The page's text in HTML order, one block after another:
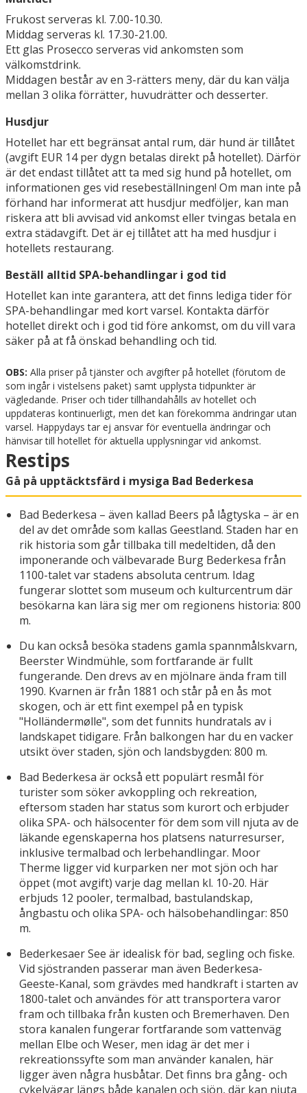
Frukost serveras kl. 7.00-10.30.
Middag serveras kl. 17.30-21.00.
Ett glas Prosecco serveras vid ankomsten som
välkomstdrink.
Middagen består av en 3-rätters meny, där du kan välja
mellan 3 olika förrätter, huvudrätter och desserter.
Husdjur
Hotellet har ett begränsat antal rum, där hund är tillåtet
(avgift EUR 14 per dygn betalas direkt på hotellet). Därför
är det endast tillåtet att ta med sig hund på hotellet, om
informationen ges vid resebeställningen! Om man inte på
förhand har informerat att husdjur medföljer, kan man
riskera att bli avvisad vid ankomst eller tvingas betala en
extra städavgift. Det är ej tillåtet att ha med husdjur i
hotellets restaurang.
Beställ alltid SPA-behandlingar i god tid
Hotellet kan inte garantera, att det finns lediga tider för
SPA-behandlingar med kort varsel. Kontakta därför
hotellet direkt och i god tid före ankomst, om du vill vara
säker på at få önskad behandling och tid.
OBS: Alla priser på tjänster och avgifter på hotellet (förutom de
som ingår i vistelsens paket) samt upplysta tidpunkter är
vägledande. Priser och tider tillhandahålls av hotellet och
uppdateras kontinuerligt, men det kan förekomma ändringar utan
varsel. Happydays tar ej ansvar för eventuella ändringar och
hänvisar till hotellet för aktuella upplysningar vid ankomst.
Restips
Gå på upptäcktsfärd i mysiga Bad Bederkesa
Bad Bederkesa – även kallad Beers på lågtyska – är en
del av det område som kallas Geestland. Staden har en
rik historia som går tillbaka till medeltiden, då den
imponerande och välbevarade Burg Bederkesa från
1100-talet var stadens absoluta centrum. Idag
fungerar slottet som museum och kulturcentrum där
besökarna kan lära sig mer om regionens historia: 800
m.
Du kan också besöka stadens gamla spannmålskvarn,
Beerster Windmühle, som fortfarande är fullt
fungerande. Den drevs av en mjölnare ända fram till
1990. Kvarnen är från 1881 och står på en ås mot
skogen, och är ett fint exempel på en typisk
"Holländermølle", som det funnits hundratals av i
landskapet tidigare. Från balkongen har du en vacker
utsikt över staden, sjön och landsbygden: 800 m.
Bad Bederkesa är också ett populärt resmål för
turister som söker avkoppling och rekreation,
eftersom staden har status som kurort och erbjuder
olika SPA- och hälsocenter för dem som vill njuta av de
läkande egenskaperna hos platsens naturresurser,
inklusive termalbad och lerbehandlingar. Moor
Therme ligger vid kurparken ner mot sjön och har
öppet (mot avgift) varje dag mellan kl. 10-20. Här
erbjuds 12 pooler, termalbad, bastulandskap,
ångbastu och olika SPA- och hälsobehandlingar: 850
m.
Bederkesaer See är idealisk för bad, segling och fiske.
Vid sjöstranden passerar man även Bederkesa-
Geeste-Kanal, som grävdes med handkraft i starten av
1800-talet och användes för att transportera varor
fram och tillbaka från kusten och Bremerhaven. Den
stora kanalen fungerar fortfarande som vattenväg
mellan Elbe och Weser, men idag är det mer i
rekreationssyfte som man använder kanalen, här
ligger även några husbåtar. Det finns bra gång- och
cykelvägar längs både kanalen och sjön, där kan njuta